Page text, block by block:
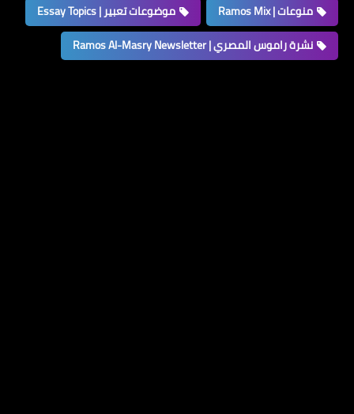
منوعات | Ramos Mix
موضوعات تعبير | Essay Topics
نشرة راموس المصري | Ramos Al-Masry Newsletter